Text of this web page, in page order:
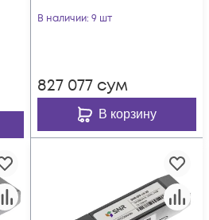
В наличии: 9 шт
827 077 сум
В корзину